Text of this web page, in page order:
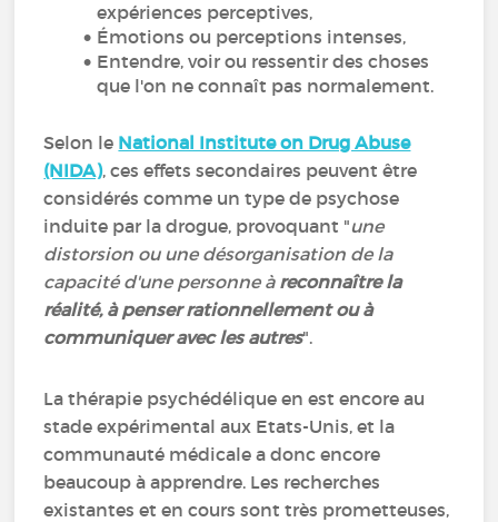
expériences perceptives,
Émotions ou perceptions intenses,
Entendre, voir ou ressentir des choses
que l'on ne connaît pas normalement.
Selon le National Institute on Drug Abuse
(NIDA), ces effets secondaires peuvent être
considérés comme un type de psychose
induite par la drogue, provoquant "une
distorsion ou une désorganisation de la
capacité d'une personne à reconnaître la
réalité, à penser rationnellement ou à
communiquer avec les autres".
La thérapie psychédélique en est encore au
stade expérimental aux Etats-Unis, et la
communauté médicale a donc encore
beaucoup à apprendre. Les recherches
existantes et en cours sont très prometteuses,